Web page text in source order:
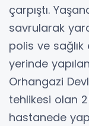
çarpıştı.
savrularak
polis ve sağlık
yerinde
Orhangazi
tehlikesi olan
hastanede